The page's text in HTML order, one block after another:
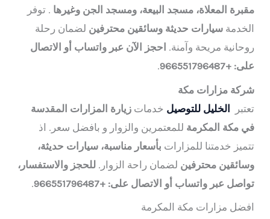
مقبرة المعلاة، مسجد البيعة، ومسجد الجن وغيرها . توفر
الخدمةسيارات حديثة وسائقين محترفين لضمان رحلة
روحانية مريحة وآمنة. احجز الآن عبر واتساب أو الاتصال
على: +966551796487
.
شركة مزارات مكة
تعتبر
الخليل للتوصيل خدماتزيارة المزارات المقدسة
في مكة المكرمة للمعتمرين والزوار و بافضل سعر. اذ
تتميز خدمتنا للمزارات بأسعار مناسبة، سيارات حديثة،
وسائقين محترفين لضمان راحة الزوار.للحجز والاستفسار،
تواصل عبر واتساب أو الاتصال على: +966551796487
.
افضل مزارات مكة المكرمة